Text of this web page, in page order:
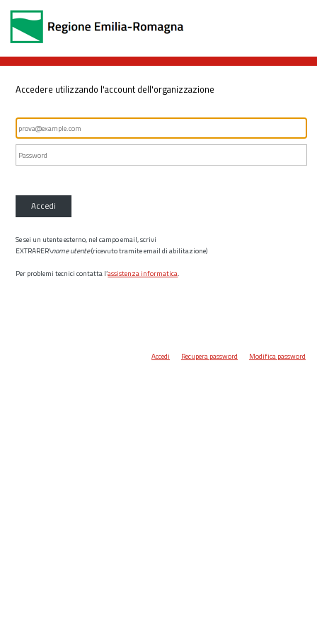
Accedere utilizzando l'account dell'organizzazione
Accedi
Se sei un utente esterno, nel campo email, scrivi
EXTRARER\nome utente(ricevuto tramite email di abilitazione)
Per problemi tecnici contatta l’assistenza informatica.
Accedi Recupera password Modifica password